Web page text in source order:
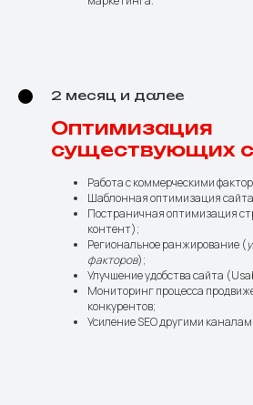
2 месяц и далее
Оптимизация
существующих
Работа с коммерческими
Шаблонная оптимизация
Постраничная оптимизация
контент);
Региональное ранжирование (
факторов);
Улучшение удобства сайта
Мониторинг процесса
конкурентов;
Усиление SEO другими